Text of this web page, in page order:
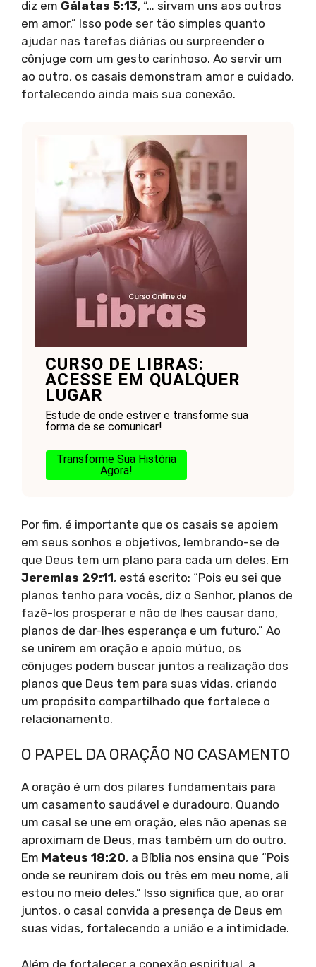
diz em Gálatas 5:13, “… sirvam uns aos outros
em amor.” Isso pode ser tão simples quanto
ajudar nas tarefas diárias ou surpreender o
cônjuge com um gesto carinhoso. Ao servir um
ao outro, os casais demonstram amor e cuidado,
fortalecendo ainda mais sua conexão.
CURSO DE LIBRAS:
ACESSE EM QUALQUER
LUGAR
Estude de onde estiver e transforme sua
forma de se comunicar!
Transforme Sua História
Agora!
Por fim, é importante que os casais se apoiem
em seus sonhos e objetivos, lembrando-se de
que Deus tem um plano para cada um deles. Em
Jeremias 29:11, está escrito: “Pois eu sei que
planos tenho para vocês, diz o Senhor, planos de
fazê-los prosperar e não de lhes causar dano,
planos de dar-lhes esperança e um futuro.” Ao
se unirem em oração e apoio mútuo, os
cônjuges podem buscar juntos a realização dos
planos que Deus tem para suas vidas, criando
um propósito compartilhado que fortalece o
relacionamento.
O PAPEL DA ORAÇÃO NO CASAMENTO
A oração é um dos pilares fundamentais para
um casamento saudável e duradouro. Quando
um casal se une em oração, eles não apenas se
aproximam de Deus, mas também um do outro.
Em Mateus 18:20, a Bíblia nos ensina que “Pois
onde se reunirem dois ou três em meu nome, ali
estou no meio deles.” Isso significa que, ao orar
juntos, o casal convida a presença de Deus em
suas vidas, fortalecendo a união e a intimidade.
Além de fortalecer a conexão espiritual, a